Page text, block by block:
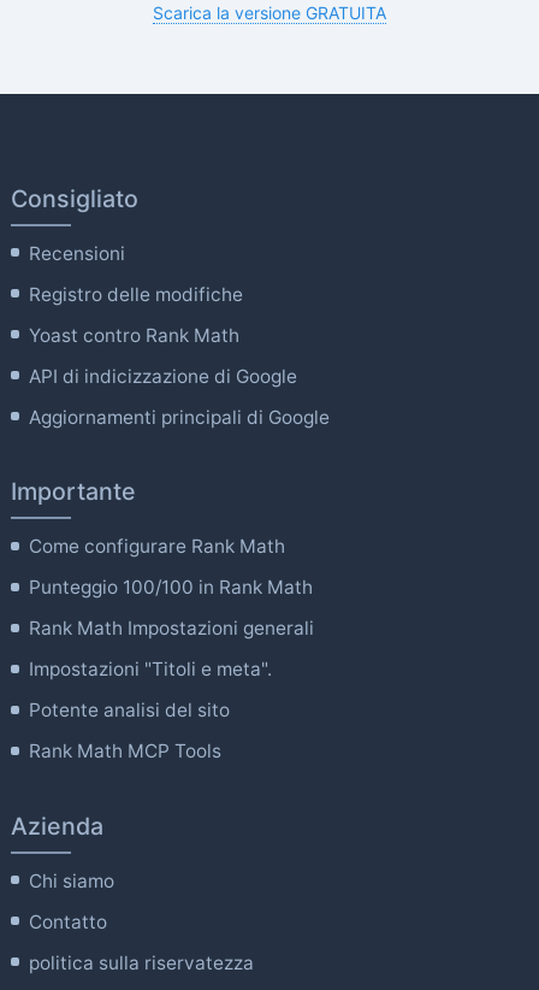
Scarica la versione GRATUITA
Consigliato
Recensioni
Registro delle modifiche
Yoast contro Rank Math
API di indicizzazione di Google
Aggiornamenti principali di Google
Importante
Come configurare Rank Math
Punteggio 100/100 in Rank Math
Rank Math Impostazioni generali
Impostazioni "Titoli e meta".
Potente analisi del sito
Rank Math MCP Tools
Azienda
Chi siamo
Contatto
politica sulla riservatezza